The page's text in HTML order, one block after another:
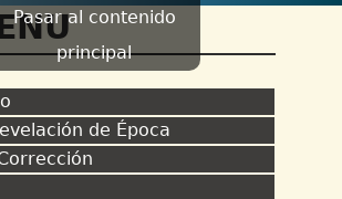
Pasar al contenido
principal
de Época